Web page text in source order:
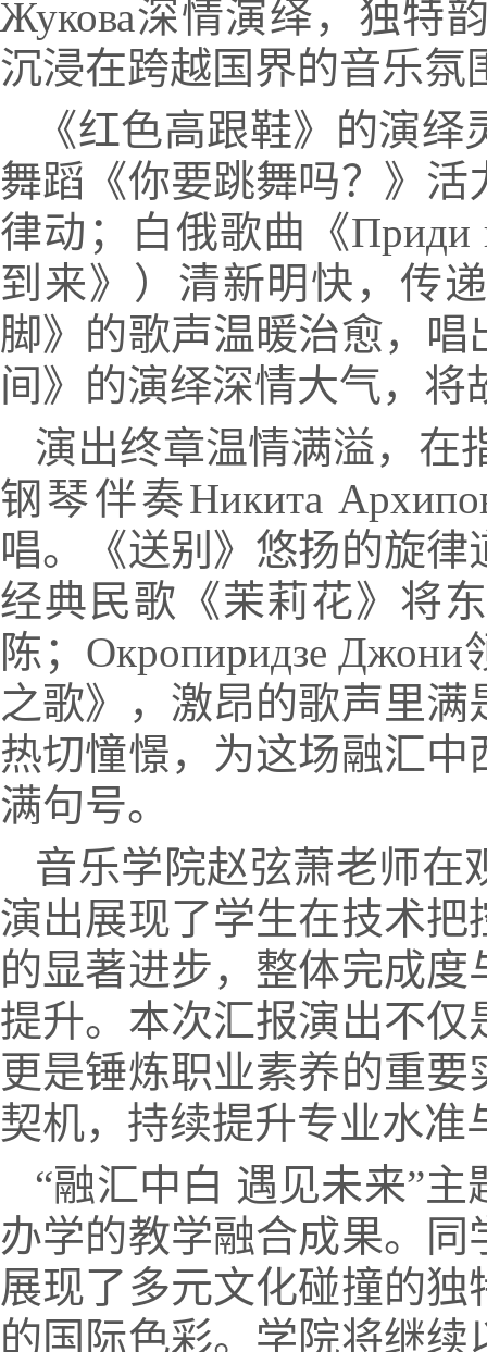
Жукова深情演绎，独特
沉浸在跨越国界的音乐氛
《红色高跟鞋》的演
舞蹈《你要跳舞吗？》
律动；白俄歌曲《Приди
到来》）清新明快，传
脚》的歌声温暖治愈，
间》的演绎深情大气，
演出终章温情满溢，在
钢琴伴奏Никита
唱。《送别》悠扬的旋
经典民歌《茉莉花》将
陈；Окропиридзе
之歌》，激昂的歌声里
热切憧憬，为这场融汇
满句号。
音乐学院赵弦萧老师在
演出展现了学生在技术
的显著进步，整体完成
提升。本次汇报演出不
更是锤炼职业素养的重
契机，持续提升专业水准
“融汇中白 遇见未来”
办学的教学融合成果。
展现了多元文化碰撞的
的国际色彩。学院将继